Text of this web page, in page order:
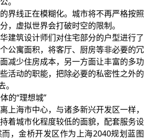
界线正在模糊化。城市将不再严格按照
，虚拟世界会打破时空的限制。
建筑设计师们对住宅部分的户型进行了
公寓面积，将客厅、厨房等非必要的冗
减少住房成本，另一方面让丰富的多功
活动的职能，把除必要的私密性之外的
的“理想城”
上海市中心，与诸多新兴开发区一样，
着城市化程度较低的面貌，配套服务设
，金桥开发区作为上海2040规划蓝图